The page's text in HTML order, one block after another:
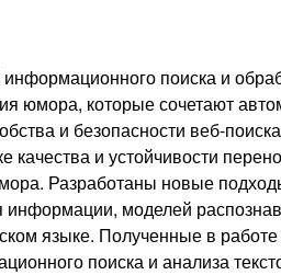
поиска и
юмора, которые сочетают
и безопасности веб-
и устойчивости
Разработаны новые
моделей
языке. Полученные в
поиска и анализа